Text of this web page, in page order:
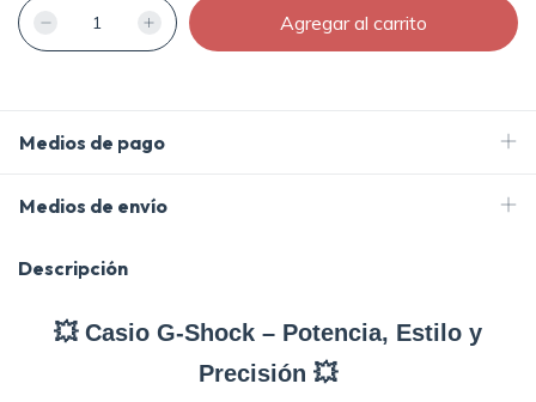
Medios de pago
Medios de envío
Descripción
💥 Casio G-Shock – Potencia, Estilo y
Precisión 💥